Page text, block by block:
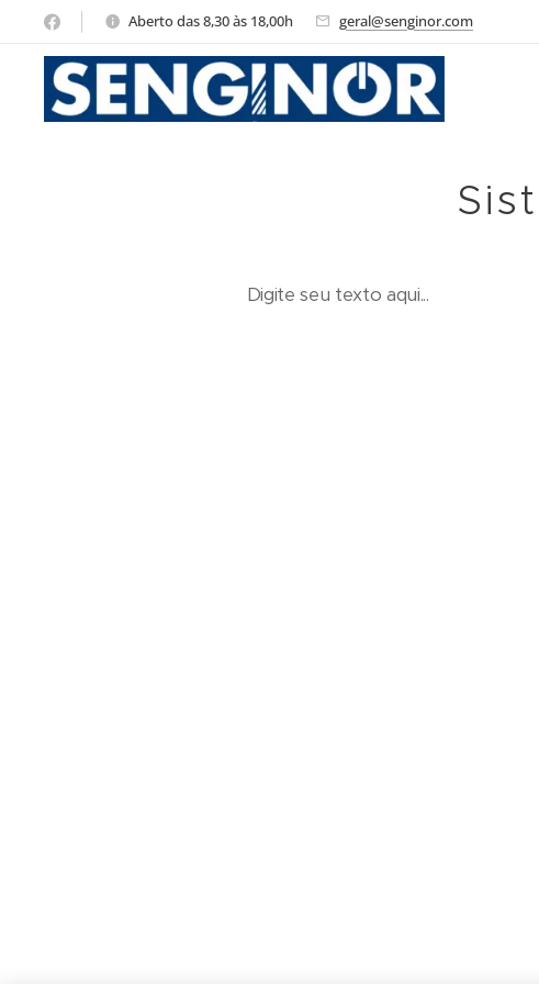
Aberto das 8,30 às 18,00h geral@senginor.com
Digite seu texto aqui...